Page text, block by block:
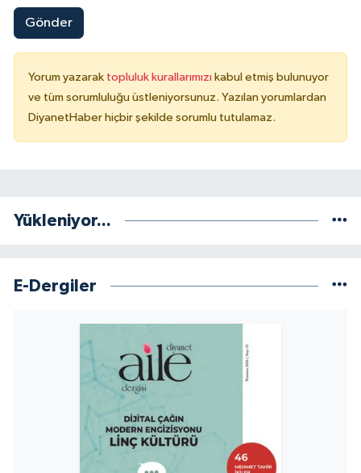
Gönder
Yorum yazarak topluluk kurallarımızı kabul etmiş bulunuyor
ve tüm sorumluluğu üstleniyorsunuz. Yazılan yorumlardan
DiyanetHaber hiçbir şekilde sorumlu tutulamaz.
Yükleniyor...
E-Dergiler
Rize Müftülüğü
Sakarya Müftülüğü
Samsun Müftülüğü
Şanlıurfa Müftülüğü
Tekirdağ Müftülüğü
Tokat Müftülüğü
Trabzon Müftülüğü